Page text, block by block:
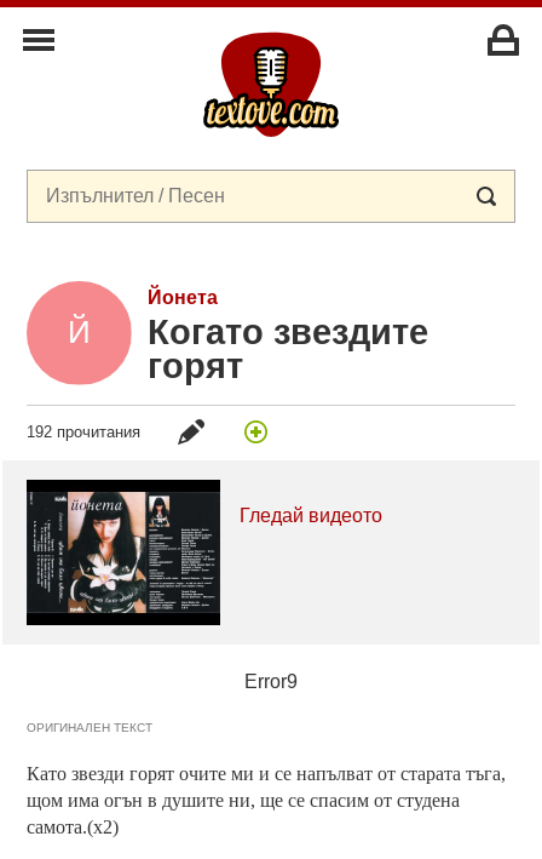
Йонета
Когато звездите
горят
192 прочитания
Гледай видеото
Error9
ОРИГИНАЛЕН ТЕКСТ
Като звезди горят очите ми и се напълват от старата тъга,
щом има огън в душите ни, ще се спасим от студена
самота.(x2)